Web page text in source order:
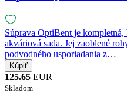
Súprava OptiBent je
akváriová sada. Jej zaoblené
podvodného usporiadania z…
125.65 EUR
Skladom